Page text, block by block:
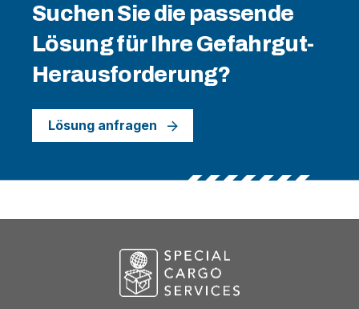
Suchen Sie die passende
Lösung für Ihre Gefahrgut-
Herausforderung?
Lösung anfragen